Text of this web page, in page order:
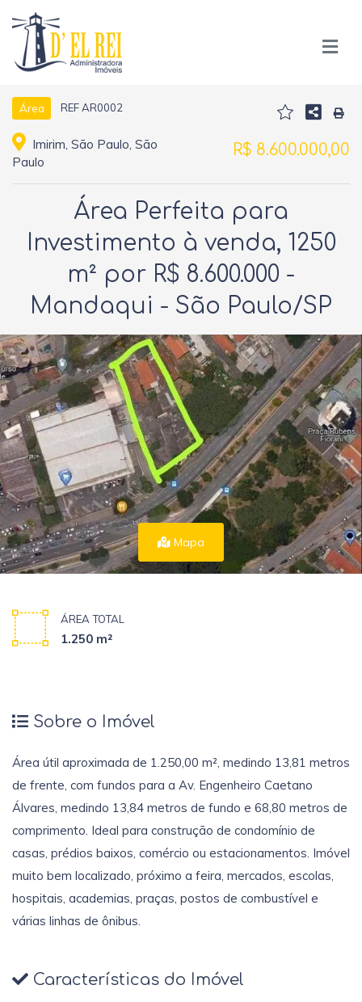
Área REF AR0002
Imirim, São Paulo, São
Paulo
R$ 8.600.000,00
Área Perfeita para
Investimento à venda, 1250
m² por R$ 8.600.000 -
Mandaqui - São Paulo/SP
Mapa
ÁREA TOTAL
1.250 m²
Sobre o Imóvel
Área útil aproximada de 1.250,00 m², medindo 13,81 metros
de frente, com fundos para a Av. Engenheiro Caetano
Álvares, medindo 13,84 metros de fundo e 68,80 metros de
comprimento. Ideal para construção de condomínio de
casas, prédios baixos, comércio ou estacionamentos. Imóvel
muito bem localizado, próximo a feira, mercados, escolas,
hospitais, academias, praças, postos de combustível e
várias linhas de ônibus.
Características do Imóvel